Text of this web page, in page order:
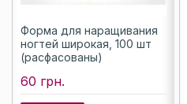
Форма для наращивания
ногтей широкая, 100 шт
(расфасованы)
60 грн.